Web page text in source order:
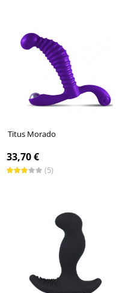
Titus Morado
33,70 €
(5)